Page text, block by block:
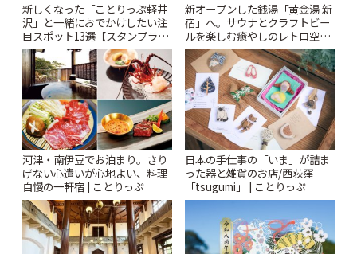
新しくなった「ことりっぷ軽井
沢」と一緒におでかけしたい注
目スポット13選【スタンプラリ
ー開催中】 | ことりっぷ
新オープンした銭湯「黄金湯 新
宿」へ。サウナとクラフトビー
ルを楽しむ癒やしのレトロ空間
| ことりっぷ
河津・南伊豆でお泊まり。さり
げない心遣いが心地よい、料理
自慢の一軒宿 | ことりっぷ
日本の手仕事の「いま」が詰ま
った器と雑貨のお店/西荻窪
「tsugumi」 | ことりっぷ